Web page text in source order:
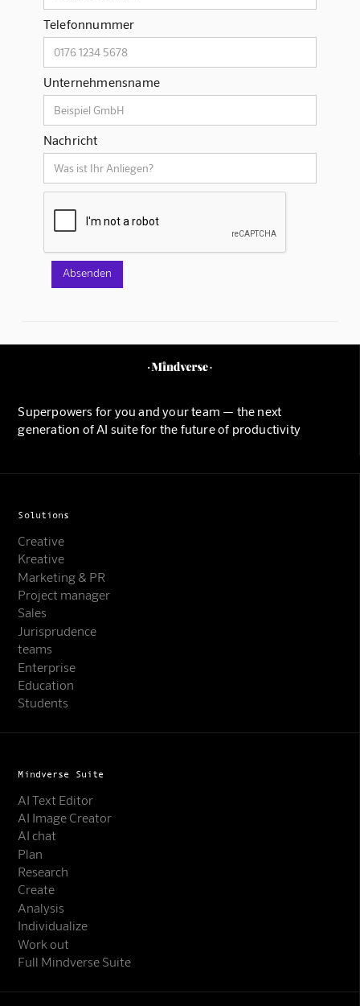
Telefonnummer
Unternehmensname
Nachricht
Superpowers for you and your team — the next
generation of AI suite for the future of productivity
Solutions
Creative
Kreative
Marketing & PR
Project manager
Sales
Jurisprudence
teams
Enterprise
Education
Students
Mindverse Suite
AI Text Editor
AI Image Creator
AI chat
Plan
Research
Create
Analysis
Individualize
Work out
Full Mindverse Suite